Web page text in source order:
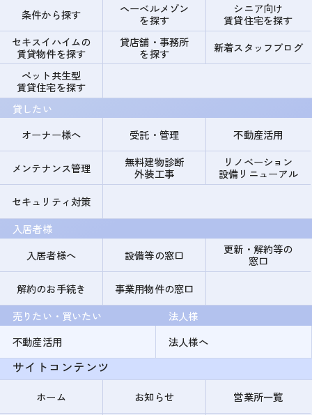
条件から探す
ヘーベルメゾン
を探す
シニア向け
賃貸住宅を探す
セキスイハイムの
賃貸物件を探す
貸店舗・事務所
を探す
新着スタッフブログ
ペット共生型
賃貸住宅を探す
貸したい
オーナー様へ
受託・管理 不動産活用
メンテナンス管理
無料建物診断
外装工事
リノベーション
設備リニューアル
セキュリティ対策
入居者様
入居者様へ
設備等の窓口
更新・解約等の
窓口
解約のお手続き
事業用物件の窓口
売りたい・買いたい
不動産活用
法人様
法人様へ
サイトコンテンツ
ホーム お知らせ 営業所一覧